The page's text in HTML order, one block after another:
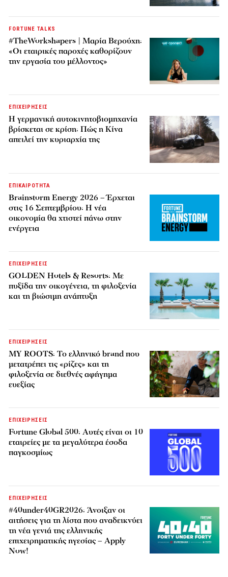
FORTUNE TALKS
#TheWorkshapers | Μαρία Βερούχη:
«Οι εταιρικές παροχές καθορίζουν
την εργασία του μέλλοντος»
ΕΠΙΧΕΙΡΗΣΕΙΣ
Η γερμανική αυτοκινητοβιομηχανία
βρίσκεται σε κρίση: Πώς η Κίνα
απειλεί την κυριαρχία της
ΕΠΙΚΑΙΡΟΤΗΤΑ
Brainstorm Energy 2026 – Έρχεται
στις 16 Σεπτεμβρίου: Η νέα
οικονομία θα χτιστεί πάνω στην
ενέργεια
ΕΠΙΧΕΙΡΗΣΕΙΣ
GOLDEN Hotels & Resorts: Με
πυξίδα την οικογένεια, τη φιλοξενία
και τη βιώσιμη ανάπτυξη
ΕΠΙΧΕΙΡΗΣΕΙΣ
MY ROOTS: Το ελληνικό brand που
μετατρέπει τις «ρίζες» και τη
φιλοξενία σε διεθνές αφήγημα
ευεξίας
ΕΠΙΧΕΙΡΗΣΕΙΣ
Fortune Global 500: Αυτές είναι οι 10
εταιρείες με τα μεγαλύτερα έσοδα
παγκοσμίως
ΕΠΙΧΕΙΡΗΣΕΙΣ
#40under40GR2026: Άνοιξαν οι
αιτήσεις για τη λίστα που αναδεικνύει
τη νέα γενιά της ελληνικής
επιχειρηματικής ηγεσίας – Apply
Now!